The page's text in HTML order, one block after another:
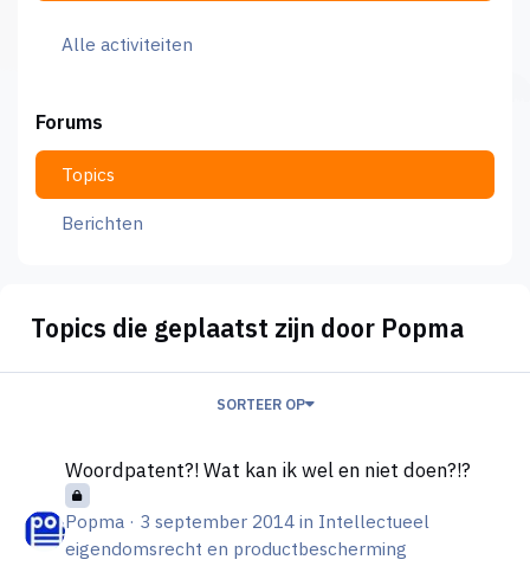
Alle activiteiten
Forums
Topics
Berichten
Topics die geplaatst zijn door Popma
SORTEER OP
Woordpatent?! Wat kan ik wel en niet doen?!?
Popma· 3 september 2014in Intellectueel
eigendomsrecht en productbescherming